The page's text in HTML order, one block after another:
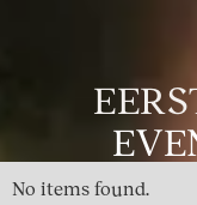
No items found.